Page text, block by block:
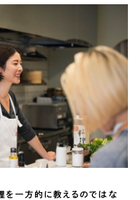
を一方的に教えるのではな